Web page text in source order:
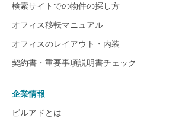
検索サイトでの物件の探し方
オフィス移転マニュアル
オフィスのレイアウト・内装
契約書・重要事項説明書チェック
企業情報
ビルアドとは